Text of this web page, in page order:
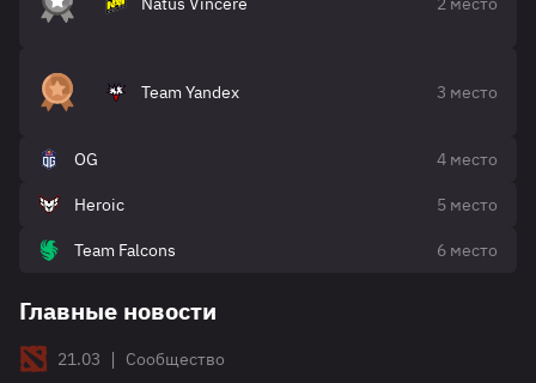
Team Yandex 3 место
OG 4 место
Heroic 5 место
Team Falcons 6 место
Главные новости
21.03 | Сообщество